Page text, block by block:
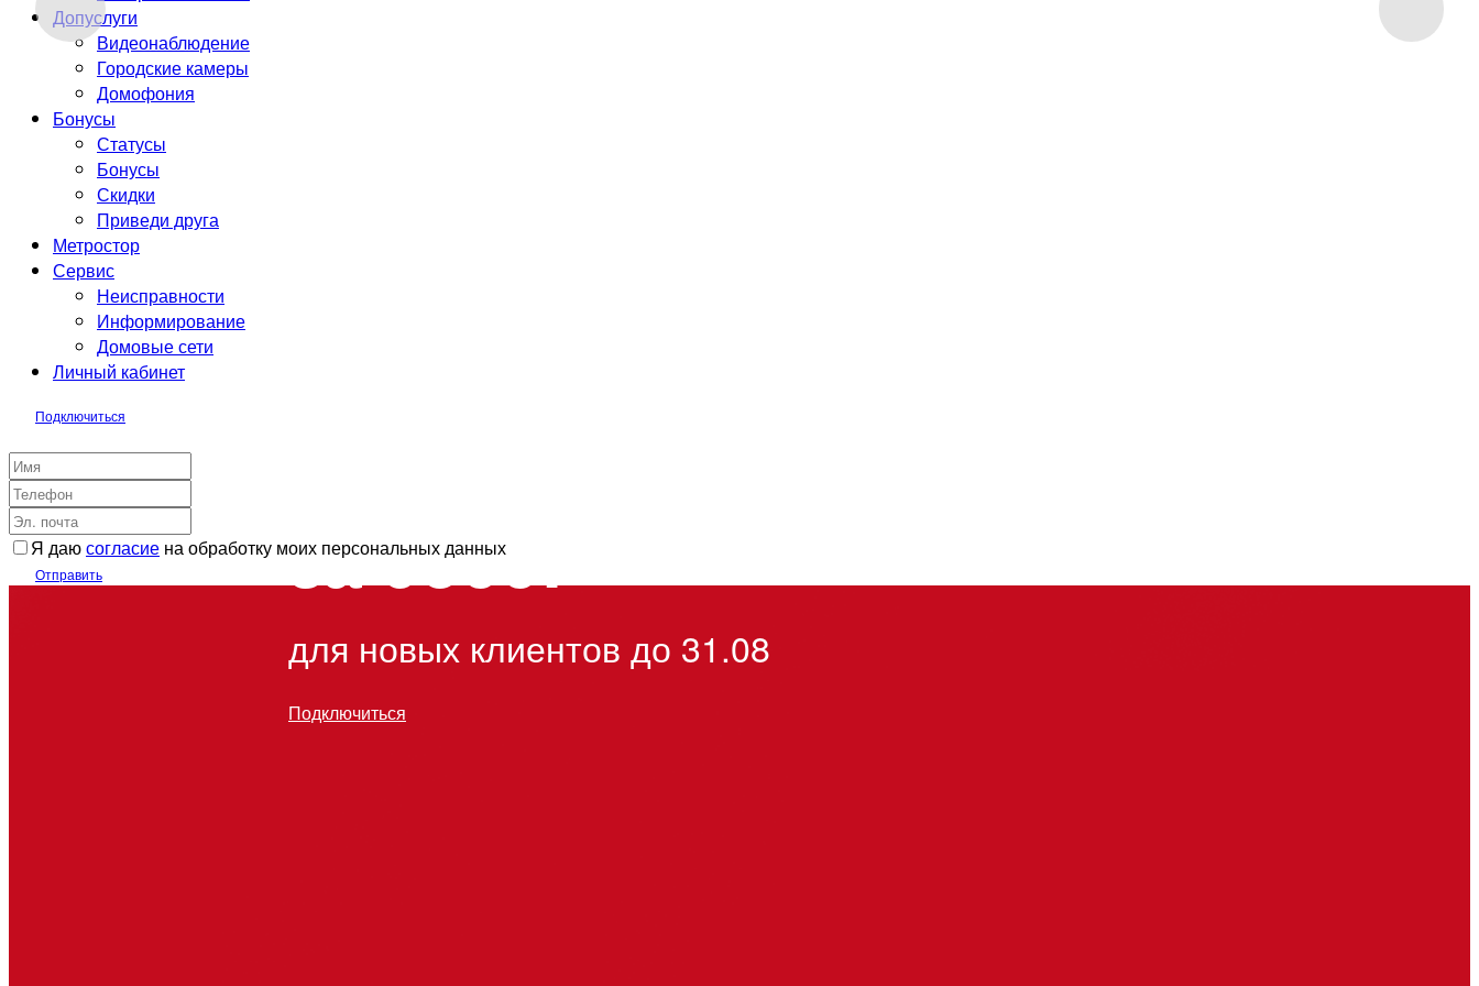
Допуслуги
Видеонаблюдение
Городские камеры
Домофония
Бонусы
Статусы
Бонусы
Скидки
Приведи друга
Метростор
Сервис
Неисправности
Информирование
Домовые сети
Личный кабинет
Подключиться
Я даюсогласие на обработку моих персональных данных
Отправить за 9500₽
для новых клиентов до 31.08
Подключиться